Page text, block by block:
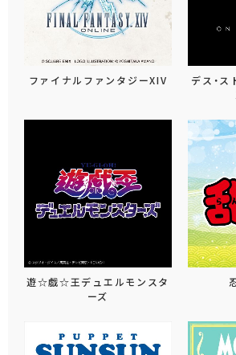
ファイナルファンタジーXIV
デス・
遊☆戯☆王デュエルモンスタ
ーズ